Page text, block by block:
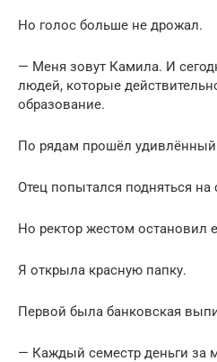
Но голос больше не дрожал.
— Меня зовут Камила. И
людей, которые
образование.
По рядам прошёл
Отец попытался подняться на
Но ректор жестом остановил
Я открыла красную папку.
Первой была банковская
— Каждый семестр деньги за